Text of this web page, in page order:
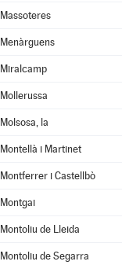
Massoteres
Menàrguens
Miralcamp
Mollerussa
Molsosa, la
Montellà i Martinet
Montferrer i Castellbò
Montgai
Montoliu de Lleida
Montoliu de Segarra